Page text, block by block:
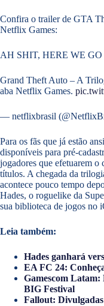
Confira o trailer de GTA
Netflix Games:
AH SHIT, HERE WE
Grand Theft Auto – A
aba Netflix Games.
— netflixbrasil
Para os fãs que já estão
disponíveis para pré-
jogadores que efetuarem o
títulos. A chegada da
acontece pouco tempo
Hades, o roguelike da
sua biblioteca de jogos no
Leia também:
Hades ganhará
EA FC 24:
Gamescom
BIG Festival
Fallout: